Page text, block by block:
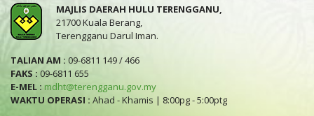
MAJLIS DAERAH HULU TERENGGANU,
21700 Kuala Berang,
Terengganu Darul Iman.
TALIAN AM : 09-6811 149 / 466
FAKS : 09-6811 655
E-MEL : mdht@terengganu.gov.my
WAKTU OPERASI : Ahad - Khamis | 8:00pg - 5:00ptg